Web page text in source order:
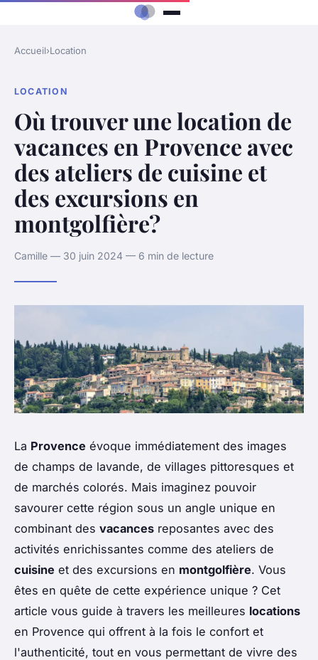
Accueil›Location
LOCATION
Où trouver une location de
vacances en Provence avec
des ateliers de cuisine et
des excursions en
montgolfière?
Camille — 30 juin 2024 — 6 min de lecture
La Provence évoque immédiatement des images
de champs de lavande, de villages pittoresques et
de marchés colorés. Mais imaginez pouvoir
savourer cette région sous un angle unique en
combinant des vacances reposantes avec des
activités enrichissantes comme des ateliers de
cuisine et des excursions en montgolfière. Vous
êtes en quête de cette expérience unique ? Cet
article vous guide à travers les meilleures locations
en Provence qui offrent à la fois le confort et
l'authenticité, tout en vous permettant de vivre des